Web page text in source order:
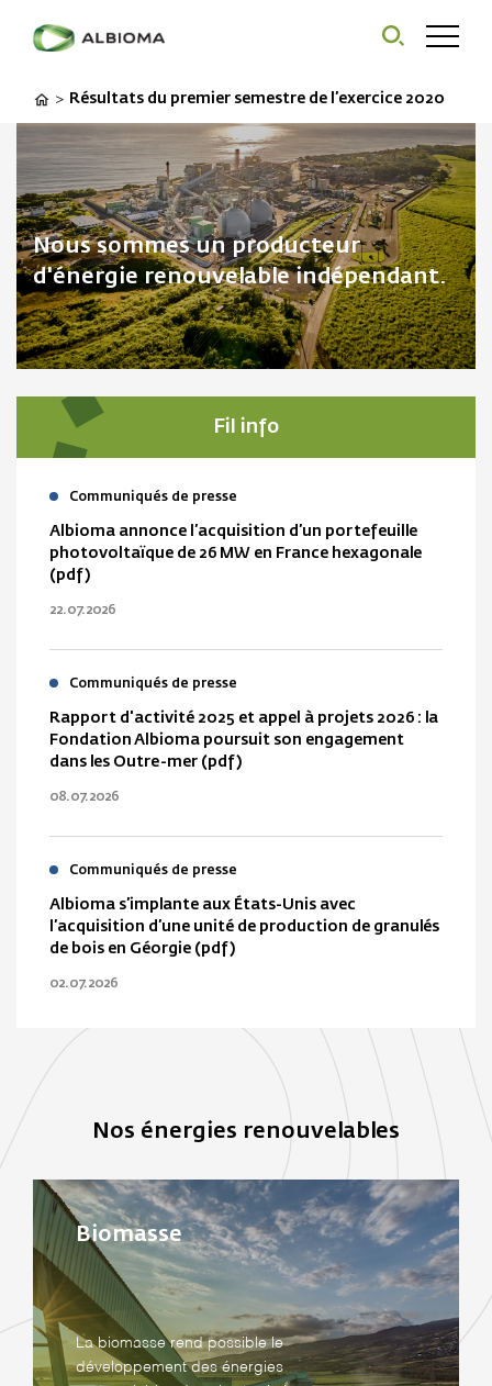
> Résultats du premier semestre de l’exercice 2020
Nous sommes un producteur
d'énergie renouvelable indépendant.
Fil info
Communiqués de presse
Albioma annonce l’acquisition d’un portefeuille
photovoltaïque de 26 MW en France hexagonale
(pdf)
22.07.2026
Communiqués de presse
Rapport d'activité 2025 et appel à projets 2026 : la
Fondation Albioma poursuit son engagement
dans les Outre-mer (pdf)
08.07.2026
Communiqués de presse
Albioma s’implante aux États-Unis avec
l’acquisition d’une unité de production de granulés
de bois en Géorgie (pdf)
02.07.2026
Nos énergies renouvelables
Biomasse
La biomasse rend possible le
développement des énergies